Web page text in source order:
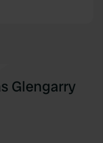
Glengarry